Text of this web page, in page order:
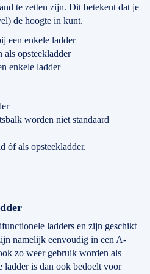
te zetten zijn. Dit betekent dat je
de hoogte in kunt.
een enkele ladder
als opsteekladder
enkele ladder
worden niet standaard
óf als opsteekladder.
ladders en zijn geschikt
namelijk eenvoudig in een A-
zo weer gebruik worden als
ladder is dan ook bedoelt voor